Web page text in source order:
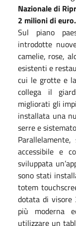
Nazionale di
2 milioni di euro.
Sul piano
introdotte
camelie, rose,
esistenti e
cui le grotte e
collega il
migliorati gli
installata una
serre e
accessibile e
sviluppata
sono stati
totem
dotata di visore
più moderna
utilizzare un